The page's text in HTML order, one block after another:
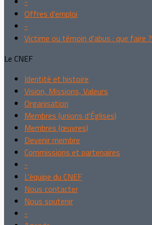
Offres d'emploi
-
Victime ou témoin d'abus : que faire ?
Le CNEF
Identité et histoire
Vision, Missions, Valeurs
Organisation
Membres (unions d'Églises)
Membres (œuvres)
Devenir membre
Commissions et partenaires
-
L'équipe du CNEF
Nous contacter
Nous soutenir
-